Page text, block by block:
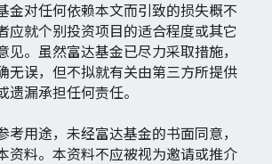
金对任何依赖本文而引致的损失概不
应就个别投资项目的适合程度或其它
见。虽然富达基金已尽力采取措施，
无误，但不拟就有关由第三方所提供
遗漏承担任何责任。
考用途，未经富达基金的书面同意，
资料。本资料不应被视为邀请或推介